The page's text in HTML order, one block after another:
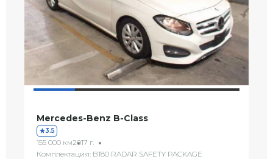
Mercedes-Benz B-Class
3.5
155 000 км2017 г.
Комплектация: B180 RADAR SAFETY PACKAGE